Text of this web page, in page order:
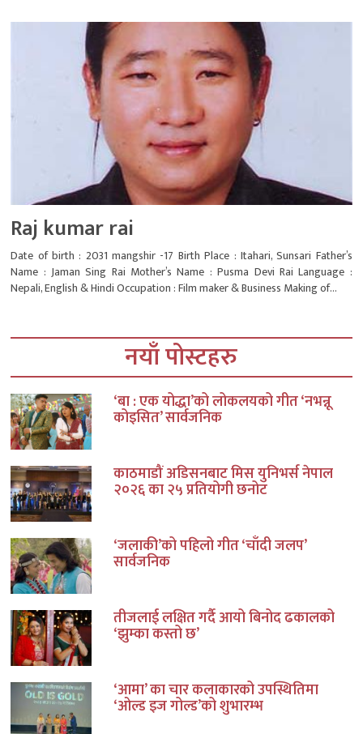
Raj kumar rai
Date of birth : 2031 mangshir -17 Birth Place : Itahari, Sunsari Father’s
Name : Jaman Sing Rai Mother’s Name : Pusma Devi Rai Language :
Nepali, English & Hindi Occupation : Film maker & Business Making of...
नयाँ पोस्टहरु
‘बा : एक योद्धा’को लोकलयको गीत ‘नभन्नू
कोइसित’ सार्वजनिक
काठमाडौं अडिसनबाट मिस युनिभर्स नेपाल
२०२६ का २५ प्रतियोगी छनोट
‘जलाकी’को पहिलो गीत ‘चाँदी जलप’
सार्वजनिक
तीजलाई लक्षित गर्दै आयो बिनोद ढकालको
‘झुम्का कस्तो छ’
‘आमा’ का चार कलाकारको उपस्थितिमा
‘ओल्ड इज गोल्ड’को शुभारम्भ